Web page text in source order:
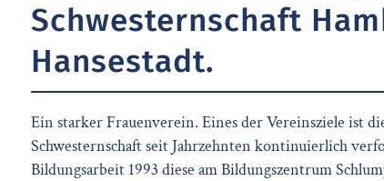
Schwesternschaft
Hansestadt.
Ein starker Frauenverein. Eines der Vereinsziele ist
Schwesternschaft seit Jahrzehnten kontinuierlich
Bildungsarbeit 1993 diese am Bildungszentrum